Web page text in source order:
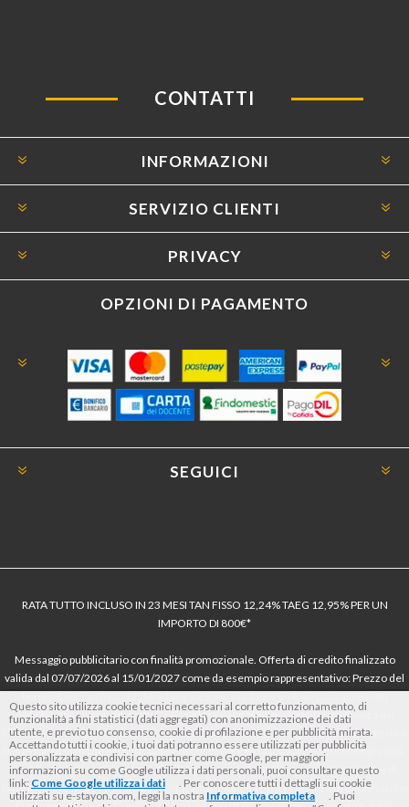
CONTATTI
INFORMAZIONI
SERVIZIO CLIENTI
PRIVACY
OPZIONI DI PAGAMENTO
SEGUICI
RATA TUTTO INCLUSO IN 23 MESI TAN FISSO 12,24% TAEG 12,95% PER UN
IMPORTO DI 800€*
Messaggio pubblicitario con finalità promozionale. Offerta di credito finalizzato
valida dal 07/07/2026 al 15/01/2027 come da esempio rappresentativo: Prezzo del
bene € 800, Tan fisso 12,24% Taeg 12,95%, in 23 rate da € 40 costi accessori
dell’offerta azzerati. Importo totale del credito € 800. Importo totale dovuto dal
Consumatore € 920. Decorrenza media della prima rata a 90 giorni. Al fine di gestire
le tue spese in modo responsabile e di conoscere eventuali altre offerte disponibili,
Findomestic ti ricorda, prima di sottoscrivere il contratto, di prendere visione di
tutte le condizioni economiche e contrattuali, facendo riferimento alle Informazioni
Questo sito utilizza cookie tecnici necessari al corretto funzionamento, di
funzionalità a fini statistici (dati aggregati) con anonimizzazione dei dati
utente, e previo tuo consenso, cookie di profilazione e per pubblicità mirata.
Accettando tutti i cookie, i tuoi dati potranno essere utilizzati per pubblicità
personalizzata e condivisi con partner come Google, per maggiori
informazioni su come Google utilizza i dati personali, puoi consultare questo
link: Come Google utilizza i dati
. Per conoscere tutti i dettagli sui cookie
utilizzati su e-stayon.com, leggi la nostra Informativa completa
. Puoi